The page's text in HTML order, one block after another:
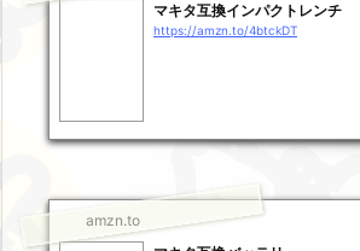
マキタ互換インパクトレンチ
https://amzn.to/4btckDT
amzn.to